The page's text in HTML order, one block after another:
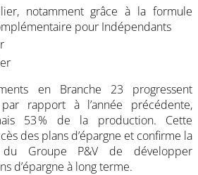
notamment grâce à la formule
pour Indépendants
en Branche 23 progressent
rapport à l’année précédente,
53 % de la production. Cette
des plans d’épargne et confirme la
du Groupe P&V de développer
d’épargne à long terme.